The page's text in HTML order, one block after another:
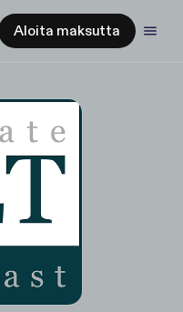
Aloita maksutta